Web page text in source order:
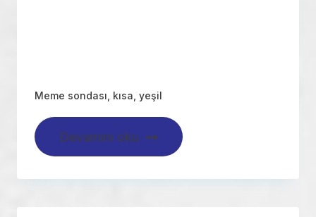
Meme sondası, kısa, yeşil
Devamını oku